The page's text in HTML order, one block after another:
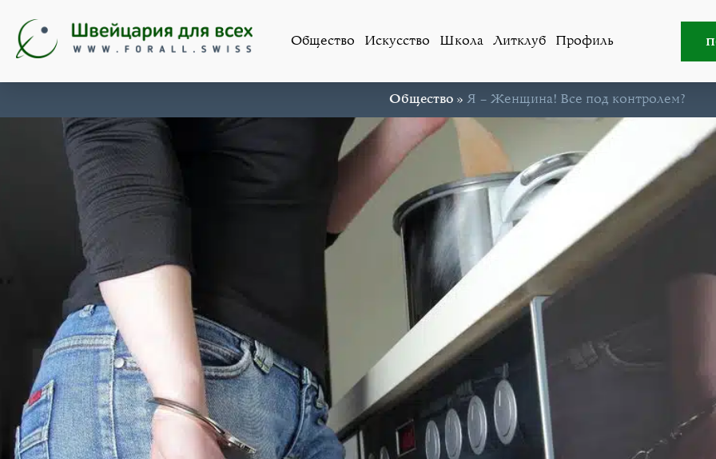
Общество Искусство Школа Литклуб Профиль
Общество» Я – Женщина! Все под контролем?